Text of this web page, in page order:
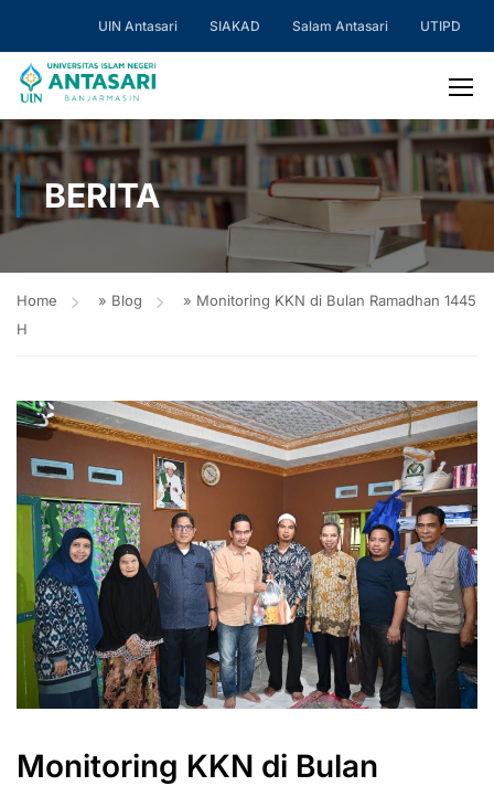
UIN Antasari SIAKAD Salam Antasari UTIPD
BERITA
Home » Blog » Monitoring KKN di Bulan Ramadhan 1445
H
Monitoring KKN di Bulan